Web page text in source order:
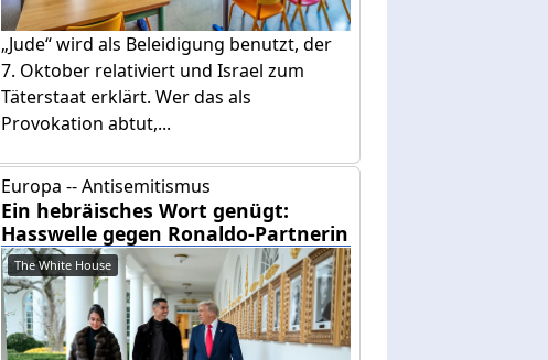
„Jude“ wird als Beleidigung benutzt, der
7. Oktober relativiert und Israel zum
Täterstaat erklärt. Wer das als
Provokation abtut,...
Europa -- Antisemitismus
Ein hebräisches Wort genügt:
Hasswelle gegen Ronaldo-Partnerin
The White House